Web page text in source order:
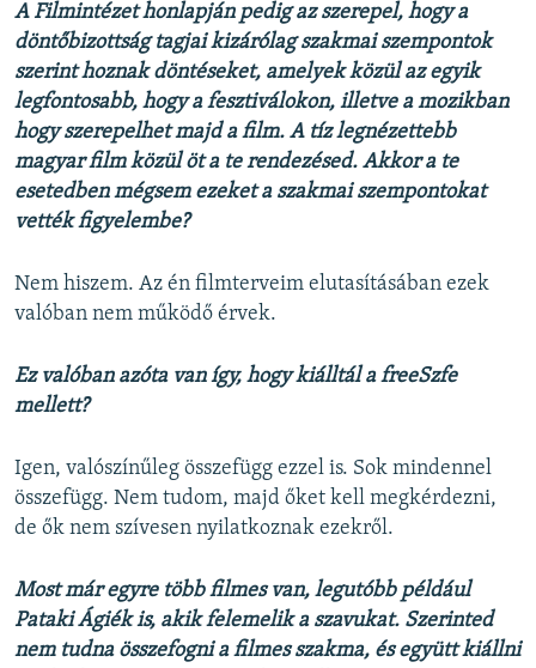
A Filmintézet honlapján pedig az szerepel, hogy a
döntőbizottság tagjai kizárólag szakmai szempontok
szerint hoznak döntéseket, amelyek közül az egyik
legfontosabb, hogy a fesztiválokon, illetve a mozikban
hogy szerepelhet majd a film. A tíz legnézettebb
magyar film közül öt a te rendezésed. Akkor a te
esetedben mégsem ezeket a szakmai szempontokat
vették figyelembe?
Nem hiszem. Az én filmterveim elutasításában ezek
valóban nem működő érvek.
Ez valóban azóta van így, hogy kiálltál a freeSzfe
mellett?
Igen, valószínűleg összefügg ezzel is. Sok mindennel
összefügg. Nem tudom, majd őket kell megkérdezni,
de ők nem szívesen nyilatkoznak ezekről.
Most már egyre több filmes van, legutóbb például
Pataki Ágiék is, akik felemelik a szavukat. Szerinted
nem tudna összefogni a filmes szakma, és együtt kiállni